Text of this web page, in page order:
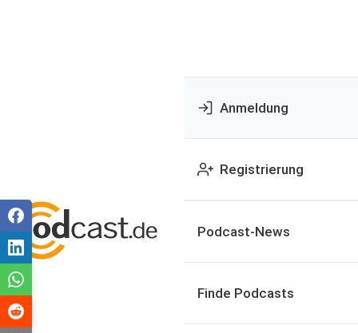
Anmeldung
Registrierung
Podcast-News
Finde Podcasts